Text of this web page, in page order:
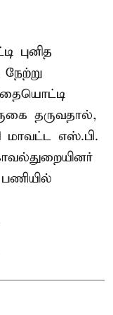
புனித
தருவதால்,
மாவட்ட எஸ்.பி.
பணியில்